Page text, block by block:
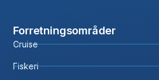
Forretningsområder
Cruise
Fiskeri